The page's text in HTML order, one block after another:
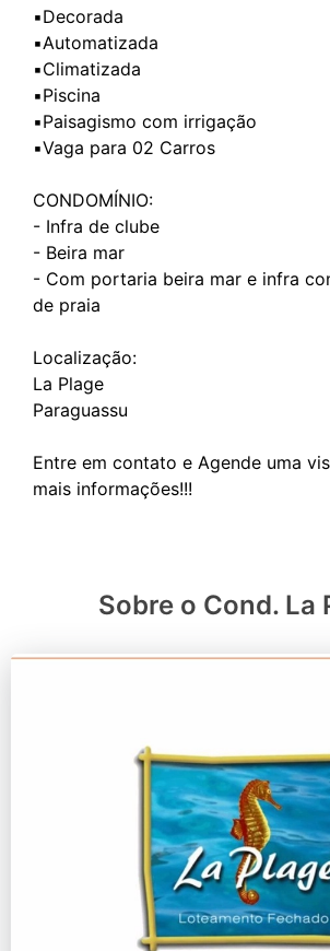
▪️Decorada
▪️Automatizada
▪️Climatizada
▪️Piscina
▪️Paisagismo com irrigação
▪️Vaga para 02 Carros
CONDOMÍNIO:
- Infra de clube
- ⁠Beira mar
- ⁠Com portaria beira mar e infra
de praia
Localização:
La Plage
Paraguassu
Entre em contato e Agende uma
Sobre o Cond. La